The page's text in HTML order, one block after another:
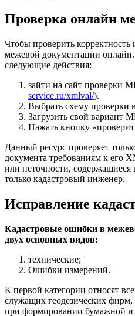
Проверка онлайн
Чтобы проверить
межевой документации
следующие действия:
зайти на сайт проверки
service.ru/xmlval/).
Выбрать схему проверки
Загрузить свой вариант
Нажать кнопку
Данный ресурс проверяет
документа требованиям к его
или неточности, содержащиеся
только кадастровый инженер.
Исправление
Кадастровые ошибки в
двух основных видов:
технические;
Ошибки измерений.
К первой категории относят
служащих геодезических
при формировании бумажной и